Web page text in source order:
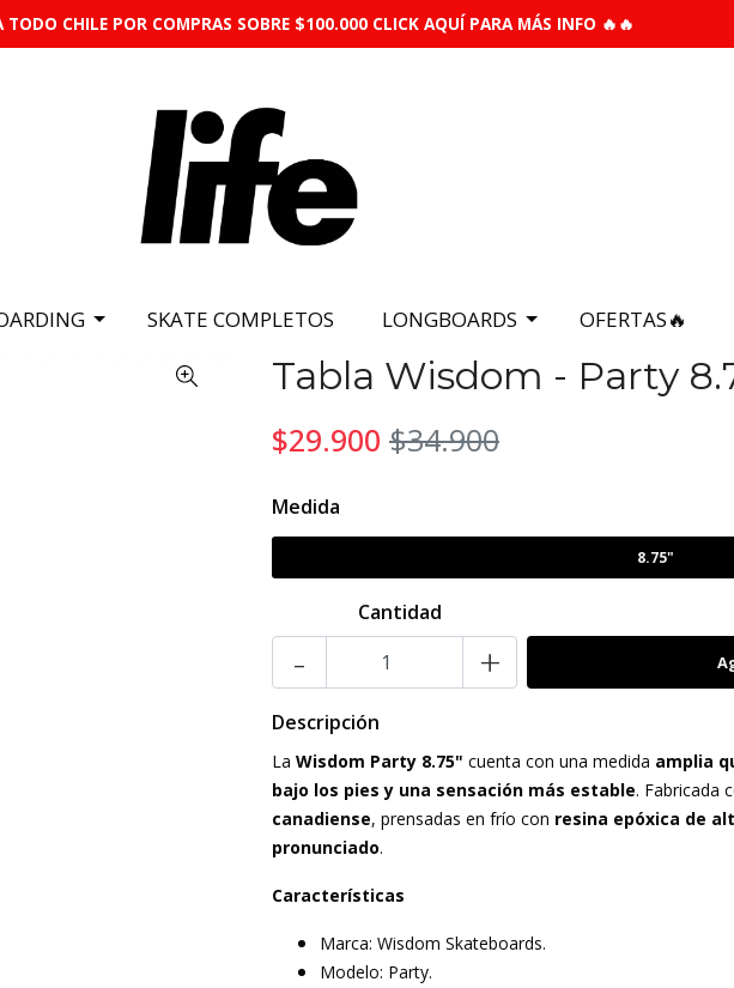
TODO CHILE POR COMPRAS SOBRE $100.000 CLICK AQUÍ PARA MÁS INFO 🔥🔥
SKATE COMPLETOS LONGBOARDS OFERTAS🔥
Tabla Wisdom - Party
$29.900 $34.900
Medida
8.75"
Cantidad
- +
Descripción
La Wisdom Party 8.75" cuenta con una medida amplia
bajo los pies y una sensación más estable. Fabricada
canadiense, prensadas en frío con resina epóxica de
pronunciado.
Características
Marca: Wisdom Skateboards.
Modelo: Party.